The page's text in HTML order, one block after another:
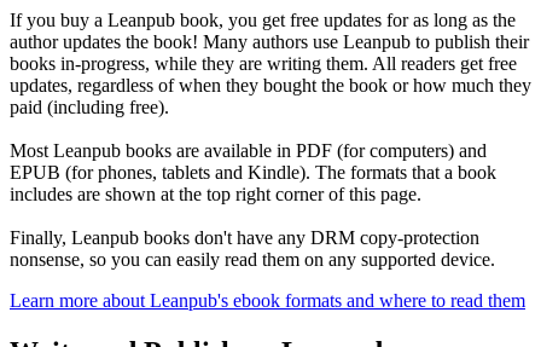
If you buy a Leanpub book, you get free updates for as long as the
author updates the book! Many authors use Leanpub to publish their
books in-progress, while they are writing them. All readers get free
updates, regardless of when they bought the book or how much they
paid (including free).
Most Leanpub books are available in PDF (for computers) and
EPUB (for phones, tablets and Kindle). The formats that a book
includes are shown at the top right corner of this page.
Finally, Leanpub books don't have any DRM copy-protection
nonsense, so you can easily read them on any supported device.
Learn more about Leanpub's ebook formats and where to read them